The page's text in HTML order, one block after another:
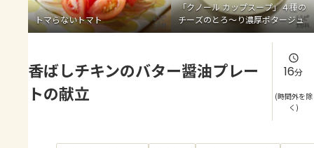
お買い物
AJINOMOTO PARK とは
トマらないトマト
「クノール カップスープ」４種の
チーズのとろ～り濃厚ポタージュ
香ばしチキンのバター醤油プレー
トの献立
16分
(時間外を除
く)